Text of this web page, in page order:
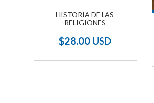
HISTORIA DE LAS
RELIGIONES
$28.00 USD